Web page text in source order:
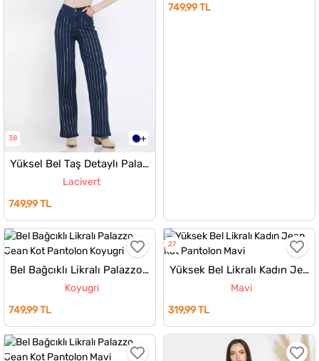
38
Yüksel Bel Taş Detaylı Palazzo Kot Pantolon
Lacivert
749,99 TL
749,99 TL
Bel Bağcıklı Likralı Palazzo Jean Kot Pantolon
Koyugri
749,99 TL
27
Yüksek Bel Likralı Kadın Jean Kot Pantolon
Mavi
319,99 TL